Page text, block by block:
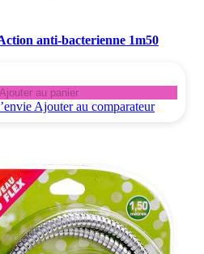
anti-bacterienne 1m50
Ajouter au panier
Ajouter au comparateur